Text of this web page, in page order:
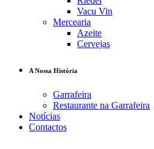
Vacu Vin
Mercearia
Azeite
Cervejas
A Nossa História
Garrafeira
Restaurante na Garrafeira
Notícias
Contactos